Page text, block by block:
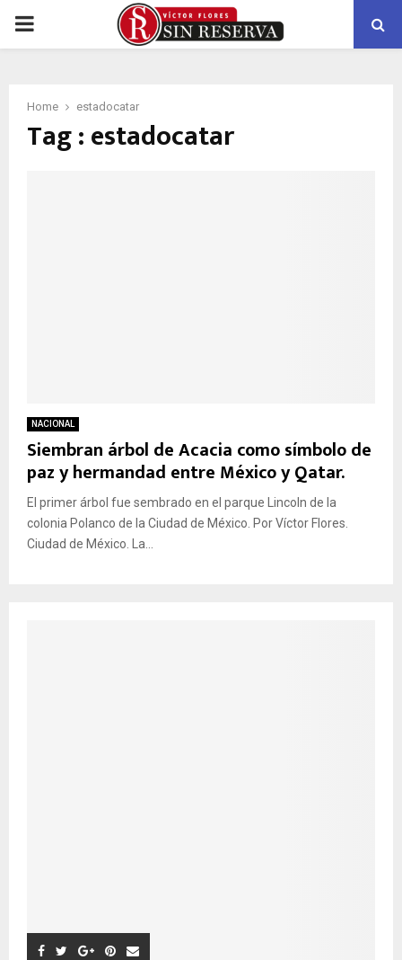
PRIMARY
Home estadocatar
Tag : estadocatar
NACIONAL
Siembran árbol de Acacia como símbolo de
paz y hermandad entre México y Qatar.
El primer árbol fue sembrado en el parque Lincoln de la
colonia Polanco de la Ciudad de México. Por Víctor Flores.
Ciudad de México. La...